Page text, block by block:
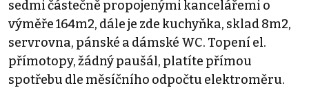
sedmi částečně propojenými kancelářemi o
výměře 164m2, dále je zde kuchyňka, sklad 8m2,
servrovna, pánské a dámské WC. Topení el.
přímotopy, žádný paušál, platíte přímou
spotřebu dle měsíčního odpočtu elektroměru.